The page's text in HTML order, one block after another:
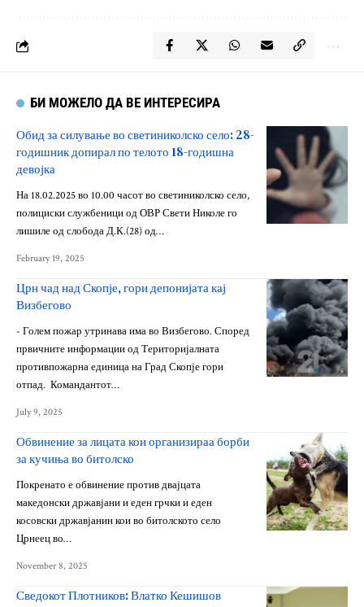
БИ МОЖЕЛО ДА ВЕ ИНТЕРЕСИРА
Обид за силување во светиниколско село: 28-
годишник допирал по телото 18-годишна
девојка
На 18.02.2025 во 10.00 часот во светиниколско село,
полициски службеници од ОВР Свети Николе го
лишиле од слобода Д.К.(28) од…
February 19, 2025
Црн чад над Скопје, гори депонијата кај
Визбегово
- Голем пожар утринава има во Визбегово. Според
првичните информации од Територијалната
противпожарна единица на Град Скопје гори
отпад. Командантот…
July 9, 2025
Обвинение за лицата кои организираа борби
за кучиња во битолско
Покренато е обвинение против двајцата
македонски државјани и еден грчки и еден
косовски државјанин кои во битолското село
Црнеец во…
November 8, 2025
Сведокот Плотников: Влатко Кешишов